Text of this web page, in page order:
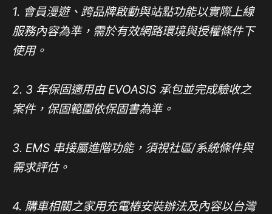
1. 會員漫遊、跨品牌啟動與站點功能以實際上線
服務內容為準，需於有效網路環境與授權條件下
使用。
2. 3 年保固適用由 EVOASIS 承包並完成驗收之
案件，保固範圍依保固書為準。
3. EMS 串接屬進階功能，須視社區/系統條件與
需求評估。
4. 購車相關之家用充電樁安裝辦法及內容以台灣